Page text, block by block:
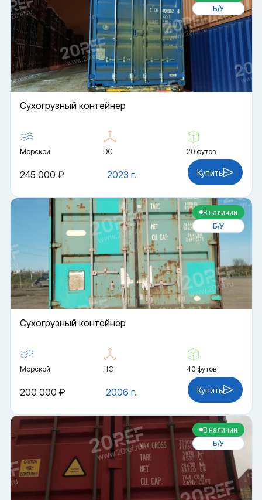
Б/У
Cухогрузный контейнер
Морской DC 20 футов
2023 г.
245 000 ₽ Купить
В наличии
Б/У
Cухогрузный контейнер
Морской HC 40 футов
2006 г.
200 000 ₽ Купить
В наличии
Б/У